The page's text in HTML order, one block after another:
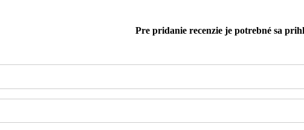
Pre pridanie recenzie je potrebné sa